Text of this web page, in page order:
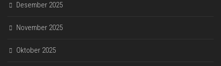
Desember 2025
November 2025
Oktober 2025